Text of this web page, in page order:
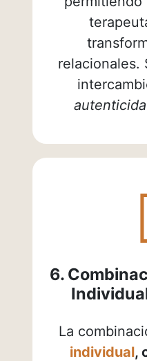
relacionales.
6.
La
individual,